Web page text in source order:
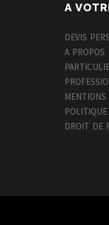
A
DEVIS
A PROPOS
MENTIONS
DROIT DE